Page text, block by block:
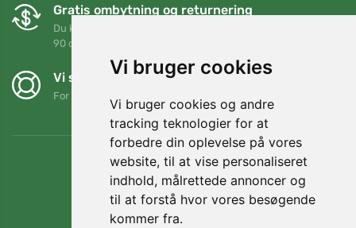
Vi bruger cookies
Vi bruger cookies og andre
tracking teknologier for at
forbedre din oplevelse på vores
website, til at vise personaliseret
indhold, målrettede annoncer og
til at forstå hvor vores besøgende
kommer fra.
Gratis ombytning og returnering
Du kan returnere eller bytte din ordre når som helst inden for
90 dage
Vi støtter Trees.org
For hver ordre planter vi et træ! Læs mere